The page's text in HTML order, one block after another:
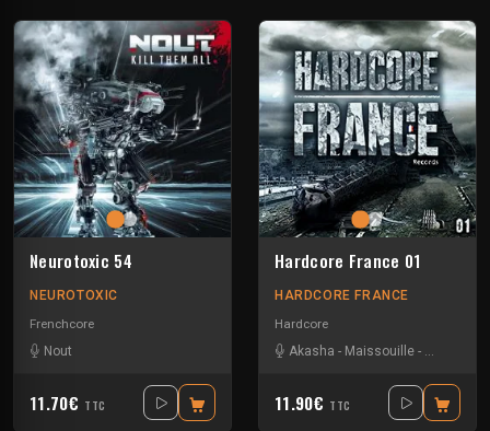
Neurotoxic 54
NEUROTOXIC
Frenchcore
Nout
11.70€ TTC
Hardcore France 01
HARDCORE FRANCE
Hardcore
Akasha - Maissouille -
11.90€ TTC